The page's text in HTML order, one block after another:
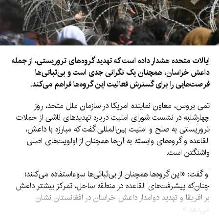
ایالات متحده هشدار داده است که تهدید گروه‌های تروریستی، از جمله
داعش خراسان، همچنان یک نگرانی جدی است و بی‌ثباتی‌ها
فرصت‌هایی را برای گسترش فعالیت این گروه‌ها فراهم می‌کند.
تمی بروس، معاون نماینده امریکا در سازمان ملل متحد، روز
چهارشنبه در نشست شورای امنیت درباره تهدیدهای ناشی از حملات
تروریستی به صلح و امنیت بین‌المللی گفت که مبارزه با داعش،
القاعده و گروه‌های وابسته به آن‌ها همچنان از اولویت‌های اصلی
واشنگتن است.
او گفت: «این گروه‌ها همچنان از بی‌ثباتی‌ها سوءاستفاده می‌کنند؛
چنان‌که پیشرفت‌های القاعده در منطقه ساحل، تمرکز بیشتر داعش
بر افریقا و تهدید دوامدار داعش خراسان در افغانستان نشان
می‌دهد.»